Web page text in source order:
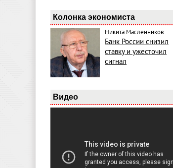
Колонка экономиста
Никита Масленников
Банк России снизил
ставку и ужесточил
сигнал
Видео